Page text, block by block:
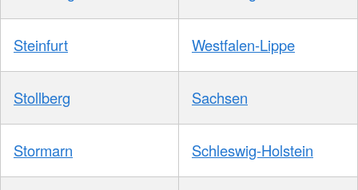
Steinfurt Westfalen-Lippe
Stollberg Sachsen
Stormarn Schleswig-Holstein